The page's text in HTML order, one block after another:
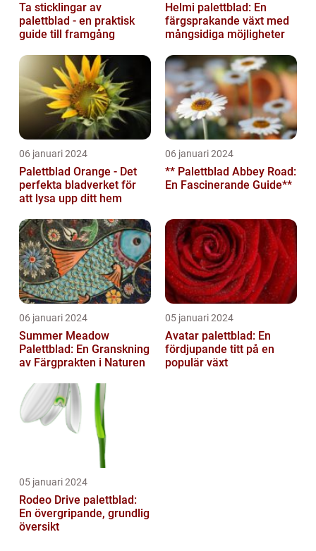
Ta sticklingar av
palettblad - en praktisk
guide till framgång
Helmi palettblad: En
färgsprakande växt med
mångsidiga möjligheter
06 januari 2024
Palettblad Orange - Det
perfekta bladverket för
att lysa upp ditt hem
06 januari 2024
** Palettblad Abbey Road:
En Fascinerande Guide**
06 januari 2024
Summer Meadow
Palettblad: En Granskning
av Färgprakten i Naturen
05 januari 2024
Avatar palettblad: En
fördjupande titt på en
populär växt
05 januari 2024
Rodeo Drive palettblad:
En övergripande, grundlig
översikt